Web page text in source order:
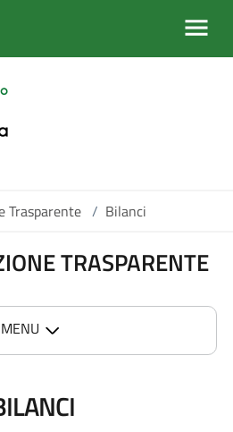
Trasparente / Bilanci
TRASPARENTE
MENU